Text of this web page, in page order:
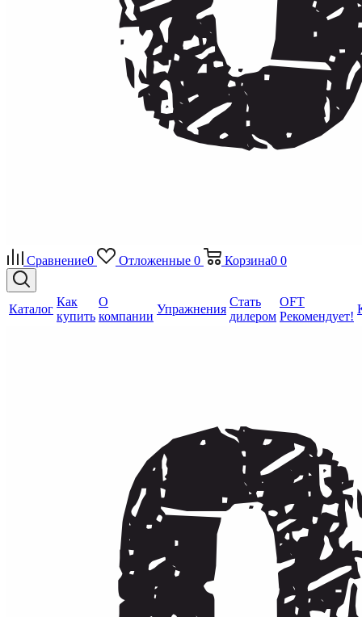
Сравнение0 Отложенные 0 Корзина0 0
Каталог
Как
купить
О
компании
Упражнения
Стать
дилером
OFT
Рекомендует!